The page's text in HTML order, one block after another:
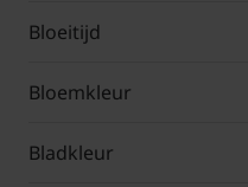
Bloeitijd
Bloemkleur
Bladkleur